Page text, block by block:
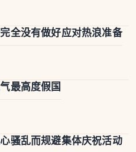
全没有做好应对热浪准备
最高度假国
骚乱而规避集体庆祝活动